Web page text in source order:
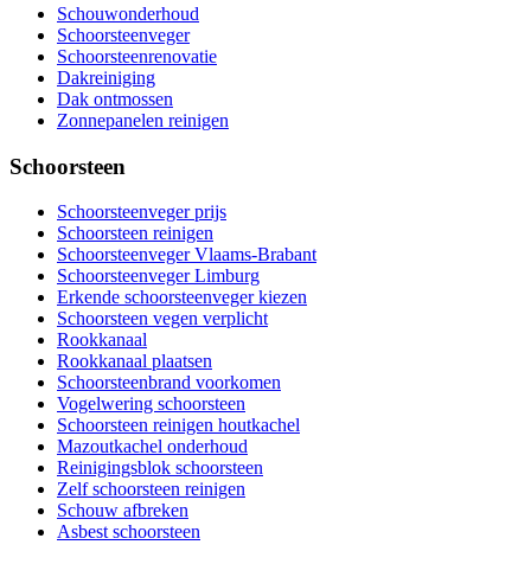
Schouwonderhoud
Schoorsteenveger
Schoorsteenrenovatie
Dakreiniging
Dak ontmossen
Zonnepanelen reinigen
Schoorsteen
Schoorsteenveger prijs
Schoorsteen reinigen
Schoorsteenveger Vlaams-Brabant
Schoorsteenveger Limburg
Erkende schoorsteenveger kiezen
Schoorsteen vegen verplicht
Rookkanaal
Rookkanaal plaatsen
Schoorsteenbrand voorkomen
Vogelwering schoorsteen
Schoorsteen reinigen houtkachel
Mazoutkachel onderhoud
Reinigingsblok schoorsteen
Zelf schoorsteen reinigen
Schouw afbreken
Asbest schoorsteen